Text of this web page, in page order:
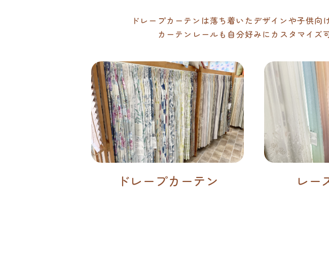
ドレープカーテンは落ち着いたデザインや子供向
カーテンレールも自分好みにカスタマイズ
ドレープカーテン レー